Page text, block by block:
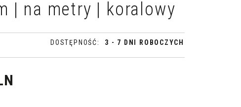
| na metry | koralowy
DOSTĘPNOŚĆ: 3 - 7 DNI ROBOCZYCH